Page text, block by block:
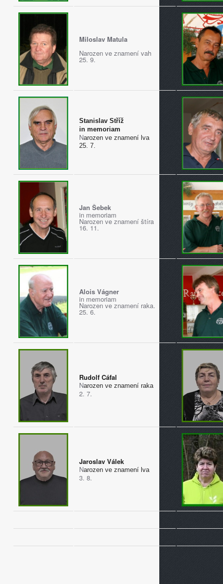
Miloslav Matula
Narozen ve znamení vah
25. 9.
Stanislav Stříž
in memoriam
Narozen ve znamení lva
25. 7.
Jan Šebek
in memoriam
Narozen ve znamení štíra
16. 11.
Alois Vágner
in memoriam
Narozen ve znamení raka.
25. 6.
Rudolf Cáfal
Narozen ve znamení raka
2. 7.
Jaroslav Válek
Narozen ve znamení lva
3. 8.